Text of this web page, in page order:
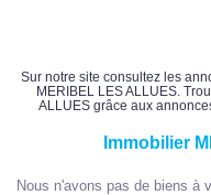
Sur notre site consultez les
MERIBEL LES ALLUES.
ALLUES grâce aux
Immobilier
Nous n'avons pas de biens à